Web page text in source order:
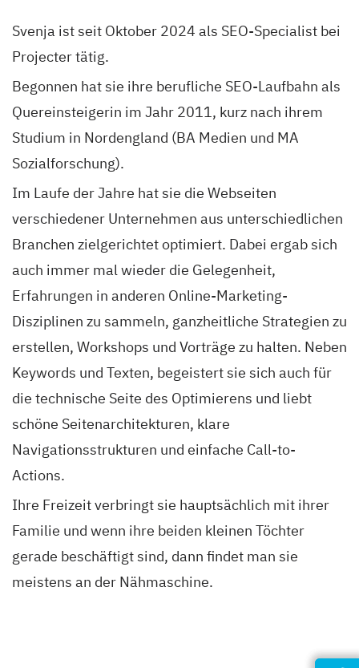
Svenja ist seit Oktober 2024 als SEO-Specialist bei
Projecter tätig.
Begonnen hat sie ihre berufliche SEO-Laufbahn als
Quereinsteigerin im Jahr 2011, kurz nach ihrem
Studium in Nordengland (BA Medien und MA
Sozialforschung).
Im Laufe der Jahre hat sie die Webseiten
verschiedener Unternehmen aus unterschiedlichen
Branchen zielgerichtet optimiert. Dabei ergab sich
auch immer mal wieder die Gelegenheit,
Erfahrungen in anderen Online-Marketing-
Disziplinen zu sammeln, ganzheitliche Strategien zu
erstellen, Workshops und Vorträge zu halten. Neben
Keywords und Texten, begeistert sie sich auch für
die technische Seite des Optimierens und liebt
schöne Seitenarchitekturen, klare
Navigationsstrukturen und einfache Call-to-
Actions.
Ihre Freizeit verbringt sie hauptsächlich mit ihrer
Familie und wenn ihre beiden kleinen Töchter
gerade beschäftigt sind, dann findet man sie
meistens an der Nähmaschine.